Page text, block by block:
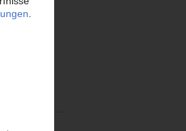
Conai